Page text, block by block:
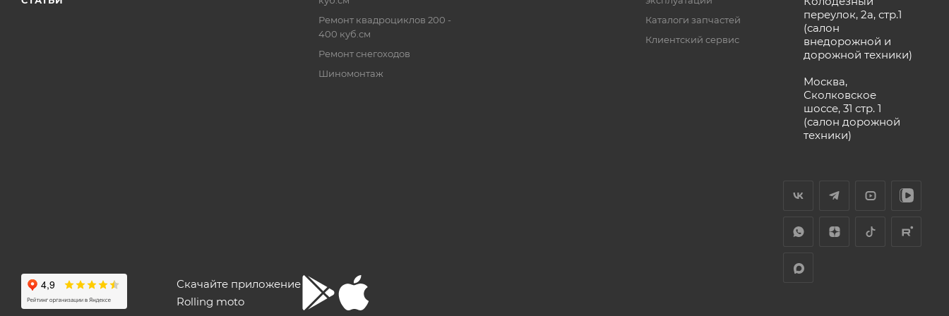
Ремонт квадроциклов 200 -
400 куб.см
Ремонт снегоходов
Шиномонтаж
Каталоги запчастей
Клиентский сервис
переулок, 2а, стр.1
(салон
внедорожной и
дорожной техники)
Москва,
Сколковское
шоссе, 31 стр. 1
(салон дорожной
техники)
Скачайте приложение
Rolling moto